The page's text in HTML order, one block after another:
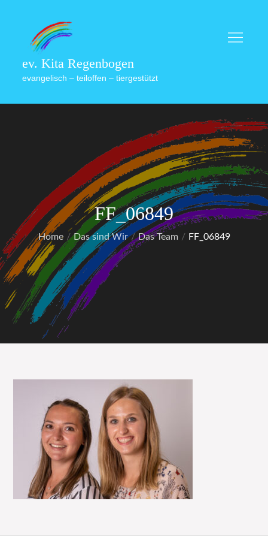
content
ev. Kita Regenbogen
evangelisch – teiloffen – tiergestützt
FF_06849
Home Das sind Wir Das Team FF_06849